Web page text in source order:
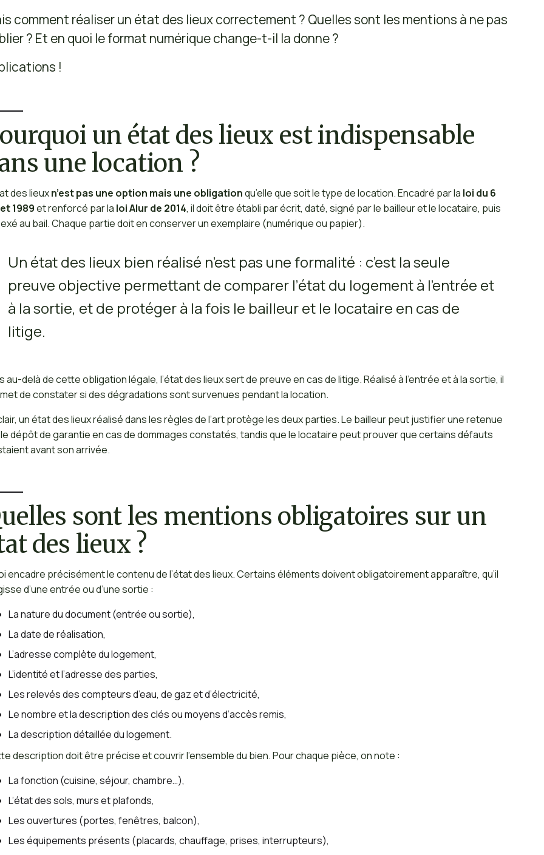
comment réaliser un état des lieux correctement ? Quelles sont les mentions à ne pas
? Et en quoi le format numérique change-t-il la donne ?
!
un état des lieux est indispensable
une location ?
des lieuxn’est pas une option mais une obligationqu’elle que soit le type de location. Encadré par la loi du 6
1989et renforcé par la loi Alur de 2014, il doit être établi par écrit, daté, signé par le bailleur et le locataire, puis
au bail. Chaque partie doit en conserver un exemplaire (numérique ou papier).
Un état des lieux bien réalisé n’est pas une formalité : c’est la seule
preuve objective permettant de comparer l’état du logement à l’entrée et
à la sortie, et de protéger à la fois le bailleur et le locataire en cas de
litige.
au-delà de cette obligation légale, l’état des lieux sert de preuve en cas de litige. Réalisé à l’entrée et à la sortie, il
de constater si des dégradations sont survenues pendant la location.
un état des lieux réalisé dans les règles de l’art protège les deux parties. Le bailleur peut justifier une retenue
dépôt de garantie en cas de dommages constatés, tandis que le locataire peut prouver que certains défauts
avant son arrivée.
sont les mentions obligatoires sur un
des lieux ?
encadre précisément le contenu de l’état des lieux. Certains éléments doivent obligatoirement apparaître, qu’il
d’une entrée ou d’une sortie :
La nature du document (entrée ou sortie),
La date de réalisation,
L’adresse complète du logement,
L’identité et l’adresse des parties,
Les relevés des compteurs d’eau, de gaz et d’électricité,
Le nombre et la description des clés ou moyens d’accès remis,
La description détaillée du logement.
description doit être précise et couvrir l’ensemble du bien. Pour chaque pièce, on note :
La fonction (cuisine, séjour, chambre…),
L’état des sols, murs et plafonds,
Les ouvertures (portes, fenêtres, balcon),
Les équipements présents (placards, chauffage, prises, interrupteurs),